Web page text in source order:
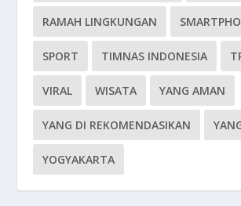
RAMAH LINGKUNGAN
SPORT TIMNAS INDONESIA
VIRAL WISATA YANG AMAN
YANG DI REKOMENDASIKAN
YOGYAKARTA